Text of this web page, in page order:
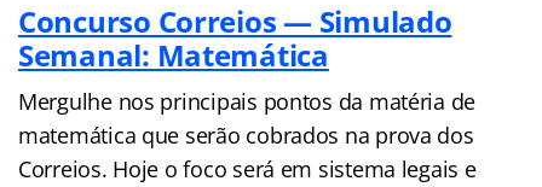
Concurso Correios — Simulado
Semanal: Matemática
Mergulhe nos principais pontos da matéria de
matemática que serão cobrados na prova dos
Correios. Hoje o foco será em sistema legais e